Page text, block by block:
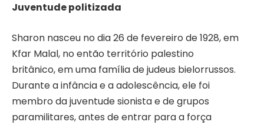
Juventude politizada
Sharon nasceu no dia 26 de fevereiro de 1928, em
Kfar Malal, no então território palestino
britânico, em uma família de judeus bielorrussos.
Durante a infância e a adolescência, ele foi
membro da juventude sionista e de grupos
paramilitares, antes de entrar para a força